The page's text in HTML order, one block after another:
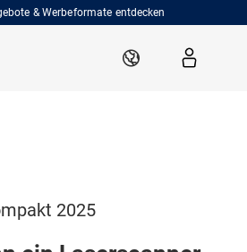
& Werbeformate entdecken
DE
2025